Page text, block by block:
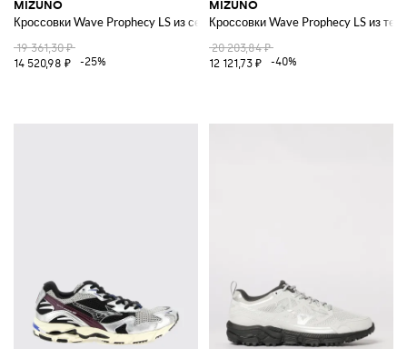
MIZUNO
Кроссовки Wave Prophecy LS из сетки и резины
19 361,30 ₽
14 520,98 ₽
-25%
MIZUNO
Кроссовки Wave Prophecy LS из
20 203,84 ₽
12 121,73 ₽
-40%